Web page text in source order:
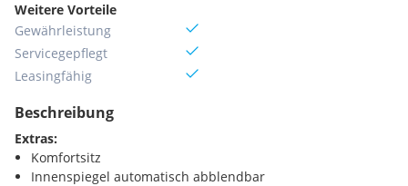
Weitere Vorteile
Gewährleistung
Servicegepflegt
Leasingfähig
Beschreibung
Extras:
Komfortsitz
Innenspiegel automatisch abblendbar